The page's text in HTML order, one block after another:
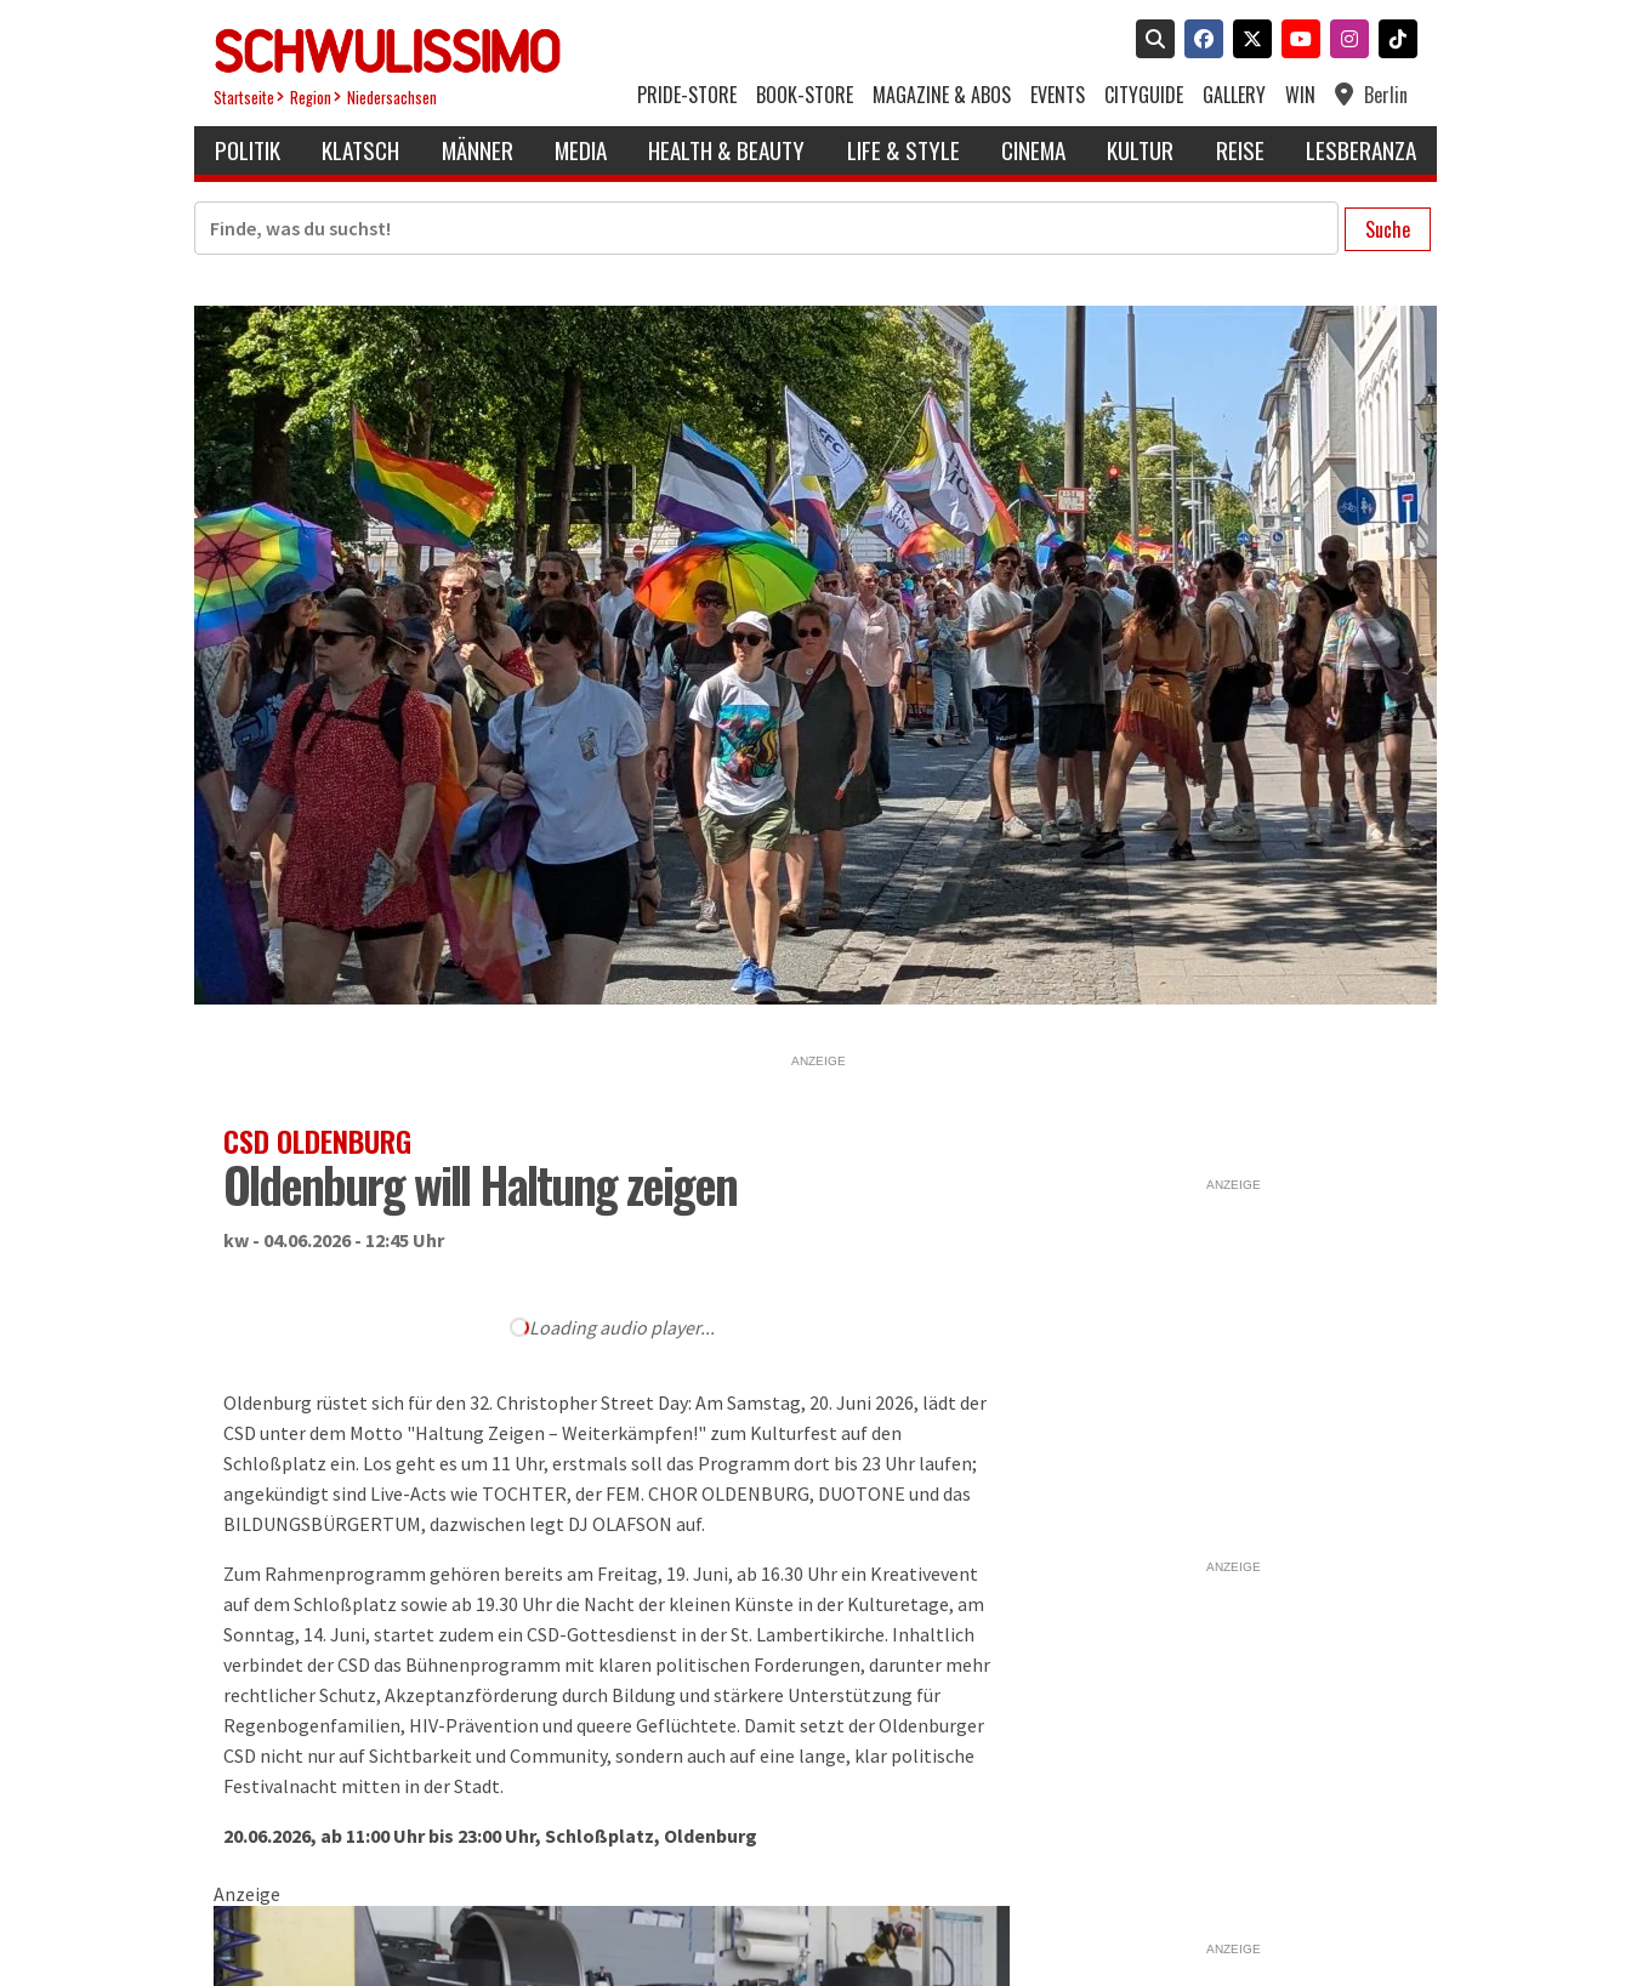
Startseite Region Niedersachsen PRIDE-STORE BOOK-STORE MAGAZINE & ABOS EVENTS CITYGUIDE GALLERY WIN Berlin
POLITIK KLATSCH MÄNNER MEDIA HEALTH & BEAUTY LIFE & STYLE CINEMA KULTUR REISE LESBERANZA
Suche
ANZEIGE
CSD OLDENBURG
Oldenburg will Haltung zeigen
kw - 04.06.2026 - 12:45 Uhr
Loading audio player...
Oldenburg rüstet sich für den 32. Christopher Street Day: Am Samstag, 20. Juni 2026, lädt der
CSD unter dem Motto "Haltung Zeigen – Weiterkämpfen!" zum Kulturfest auf den
Schloßplatz ein. Los geht es um 11 Uhr, erstmals soll das Programm dort bis 23 Uhr laufen;
angekündigt sind Live-Acts wie TOCHTER, der FEM. CHOR OLDENBURG, DUOTONE und das
BILDUNGSBÜRGERTUM, dazwischen legt DJ OLAFSON auf.
Zum Rahmenprogramm gehören bereits am Freitag, 19. Juni, ab 16.30 Uhr ein Kreativevent
auf dem Schloßplatz sowie ab 19.30 Uhr die Nacht der kleinen Künste in der Kulturetage, am
Sonntag, 14. Juni, startet zudem ein CSD-Gottesdienst in der St. Lambertikirche. Inhaltlich
verbindet der CSD das Bühnenprogramm mit klaren politischen Forderungen, darunter mehr
rechtlicher Schutz, Akzeptanzförderung durch Bildung und stärkere Unterstützung für
Regenbogenfamilien, HIV-Prävention und queere Geflüchtete. Damit setzt der Oldenburger
CSD nicht nur auf Sichtbarkeit und Community, sondern auch auf eine lange, klar politische
Festivalnacht mitten in der Stadt.
20.06.2026, ab 11:00 Uhr bis 23:00 Uhr, Schloßplatz, Oldenburg
Anzeige
ANZEIGE
ANZEIGE
ANZEIGE